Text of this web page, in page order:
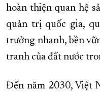
hoàn thiện quan hệ
quản trị quốc gia,
trưởng nhanh, bền
tranh của đất nước
Đến năm 2030, Việt